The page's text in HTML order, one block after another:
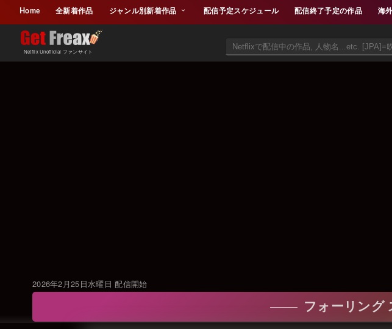
Home 全新着作品 ジャンル別新着作品 配信予定スケジュール 配信終了予定の作品 海
Netflix Unofficial ファンサイト
2026年2月25日水曜日 配信開始
フォーリング